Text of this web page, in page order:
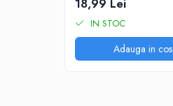
Parfum pentru rufe (Bax/Vrac)
Uleiuri parfumate aromaterapie
18,99 Lei
IN STOC
Adauga in cos